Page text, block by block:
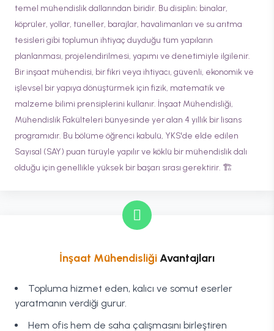
temel mühendislik dallarından biridir. Bu disiplin; binalar,
köprüler, yollar, tüneller, barajlar, havalimanları ve su arıtma
tesisleri gibi toplumun ihtiyaç duyduğu tüm yapıların
planlanması, projelendirilmesi, yapımı ve denetimiyle ilgilenir.
Bir inşaat mühendisi, bir fikri veya ihtiyacı, güvenli, ekonomik ve
işlevsel bir yapıya dönüştürmek için fizik, matematik ve
malzeme bilimi prensiplerini kullanır. İnşaat Mühendisliği,
Mühendislik Fakülteleri bünyesinde yer alan 4 yıllık bir lisans
programıdır. Bu bölüme öğrenci kabulü, YKS'de elde edilen
Sayısal (SAY) puan türüyle yapılır ve köklü bir mühendislik dalı
olduğu için genellikle yüksek bir başarı sırası gerektirir. 🏗️
İnşaat MühendisliğiAvantajları
Topluma hizmet eden, kalıcı ve somut eserler
yaratmanın verdiği gurur.
Hem ofis hem de saha çalışmasını birleştiren